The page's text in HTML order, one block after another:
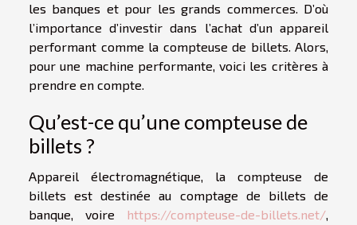
les banques et pour les grands commerces. D’où
l’importance d’investir dans l’achat d’un appareil
performant comme la compteuse de billets. Alors,
pour une machine performante, voici les critères à
prendre en compte.
Qu’est-ce qu’une compteuse de
billets ?
Appareil électromagnétique, la compteuse de
billets est destinée au comptage de billets de
banque, voire https://compteuse-de-billets.net/,